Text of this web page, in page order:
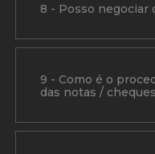
8 - Posso negociar
9 - Como é o
das notas /